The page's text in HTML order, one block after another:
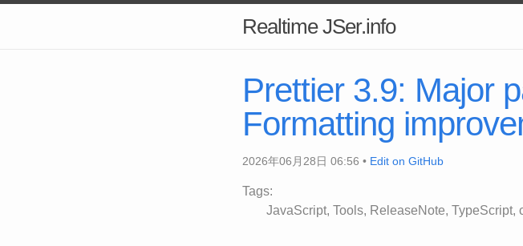
Realtime JSer.info
Prettier 3.9: Major
Formatting
2026年06月28日 06:56 • Edit on GitHub
Tags:
JavaScript Tools ReleaseNote TypeScript